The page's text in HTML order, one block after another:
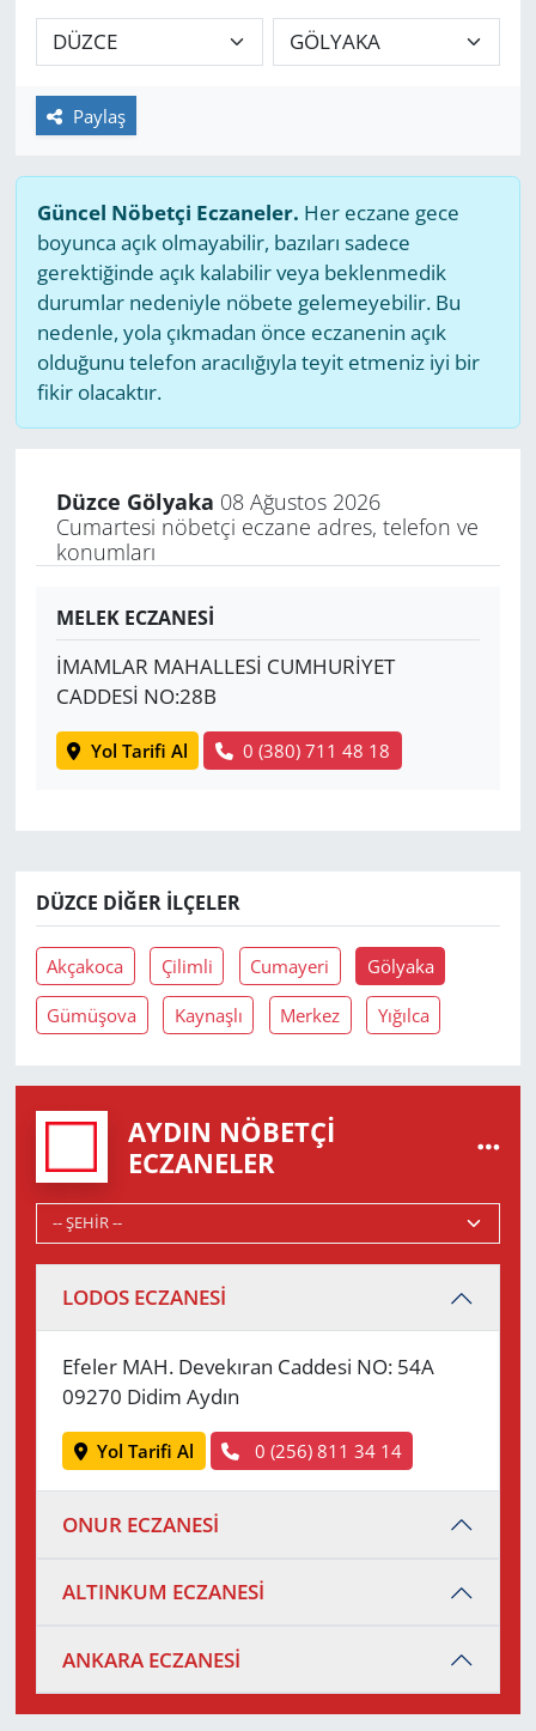
Paylaş
Güncel Nöbetçi Eczaneler. Her eczane gece
boyunca açık olmayabilir, bazıları sadece
gerektiğinde açık kalabilir veya beklenmedik
durumlar nedeniyle nöbete gelemeyebilir. Bu
nedenle, yola çıkmadan önce eczanenin açık
olduğunu telefon aracılığıyla teyit etmeniz iyi bir
fikir olacaktır.
Düzce Gölyaka 08 Ağustos 2026
Cumartesi nöbetçi eczane adres, telefon ve
konumları
MELEK ECZANESİ
İMAMLAR MAHALLESİ CUMHURİYET
CADDESİ NO:28B
Yol Tarifi Al 0 (380) 711 48 18
DÜZCE DIĞER İLÇELER
Akçakoca Çilimli Cumayeri Gölyaka
Gümüşova Kaynaşlı Merkez Yığılca
AYDIN NÖBETÇI
ECZANELER
LODOS ECZANESİ
Efeler MAH. Devekıran Caddesi NO: 54A
09270 Didim Aydın
Yol Tarifi Al 0 (256) 811 34 14
ONUR ECZANESİ
ALTINKUM ECZANESİ
ANKARA ECZANESİ
GÜNDEM
HABERDE İNSAN
MAGAZİN
POLİTİKA
RESMİ İLANLAR
SAĞLIK
SPOR